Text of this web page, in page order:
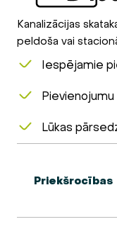
Kanalizācijas
peldoša vai
Iespējamie
Lūkas
Priekšrocības